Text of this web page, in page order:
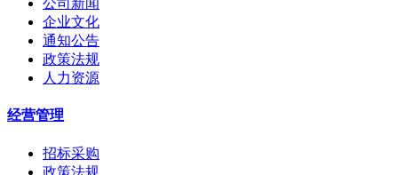
公司新闻
企业文化
通知公告
政策法规
人力资源
经营管理
招标采购
政策法规